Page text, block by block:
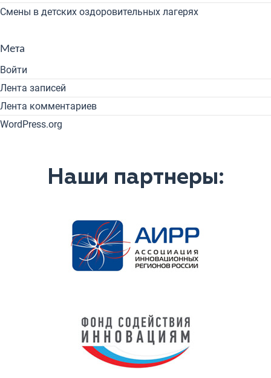
Смены в детских оздоровительных лагерях
Мета
Войти
Лента записей
Лента комментариев
WordPress.org
Наши партнеры: